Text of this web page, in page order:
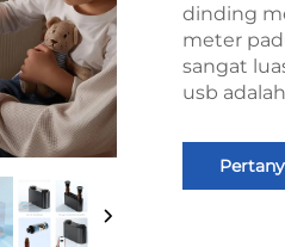
dinding
meter
sangat
usb